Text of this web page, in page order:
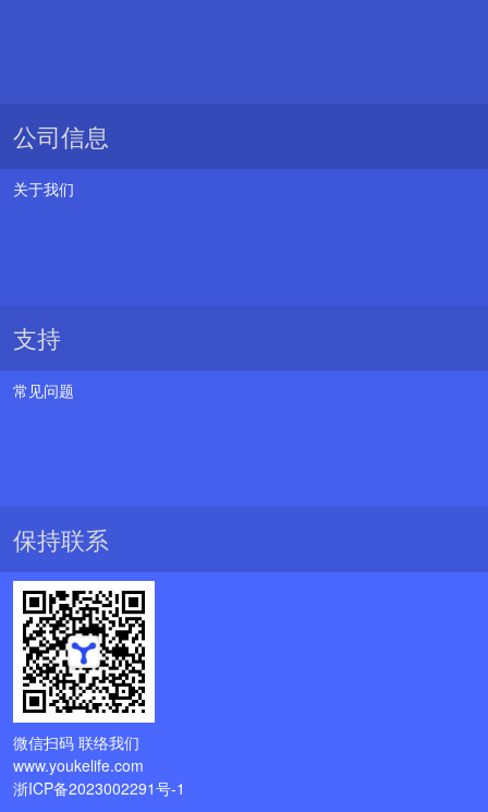
公司信息
关于我们
支持
常见问题
保持联系
微信扫码 联络我们
www.youkelife.com
浙ICP备2023002291号-1